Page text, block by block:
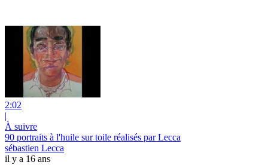
2:02
|
À suivre
90 portraits à l'huile sur toile réalisés par Lecca
sébastien Lecca
il y a 16 ans